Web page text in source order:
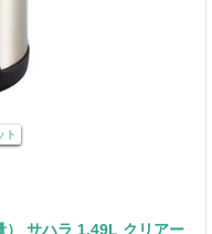
ト
） サハラ 1.49L クリアー